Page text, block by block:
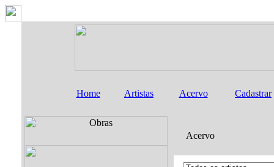
Home Artistas Acervo Cadastrar
Acervo